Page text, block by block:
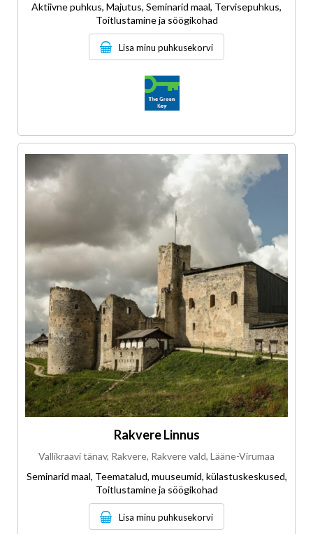
Aktiivne puhkus, Majutus, Seminarid maal, Tervisepuhkus,
Toitlustamine ja söögikohad
Lisa minu puhkusekorvi
Rakvere Linnus
Vallikraavi tänav, Rakvere, Rakvere vald, Lääne-Virumaa
Seminarid maal, Teematalud, muuseumid, külastuskeskused,
Toitlustamine ja söögikohad
Lisa minu puhkusekorvi